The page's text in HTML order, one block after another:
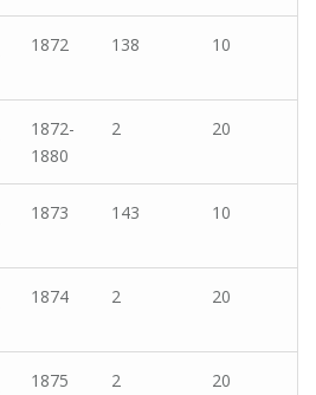
1872 138 10
1872-
1880
2 20
1873 143 10
1874 2 20
1875 2 20